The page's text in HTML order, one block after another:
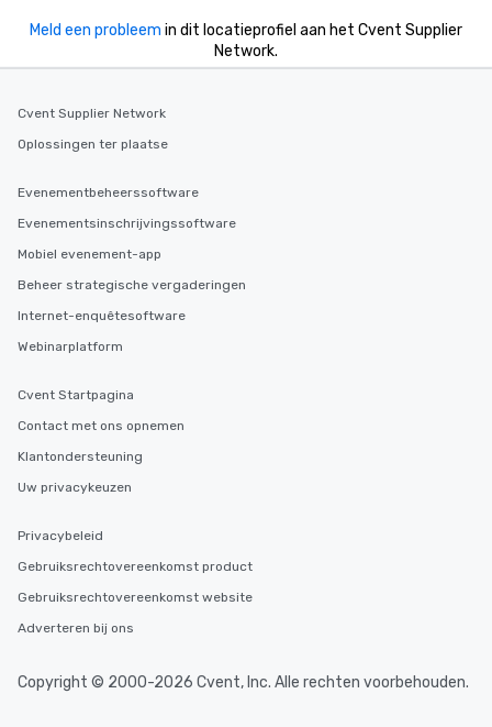
Meld een probleem in dit locatieprofiel aan het Cvent Supplier
Network.
Cvent Supplier Network
Oplossingen ter plaatse
Evenementbeheerssoftware
Evenementsinschrijvingssoftware
Mobiel evenement-app
Beheer strategische vergaderingen
Internet-enquêtesoftware
Webinarplatform
Cvent Startpagina
Contact met ons opnemen
Klantondersteuning
Uw privacykeuzen
Privacybeleid
Gebruiksrechtovereenkomst product
Gebruiksrechtovereenkomst website
Adverteren bij ons
Copyright © 2000-2026 Cvent, Inc. Alle rechten voorbehouden.